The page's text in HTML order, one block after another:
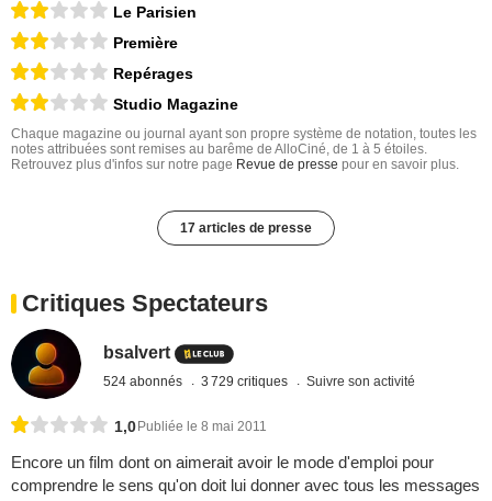
Le Parisien
Première
Repérages
Studio Magazine
Chaque magazine ou journal ayant son propre système de notation, toutes les
notes attribuées sont remises au barême de AlloCiné, de 1 à 5 étoiles.
Retrouvez plus d'infos sur notre page Revue de presse pour en savoir plus.
17 articles de presse
Critiques Spectateurs
bsalvert
524 abonnés 3 729 critiques Suivre son activité
1,0 Publiée le 8 mai 2011
Encore un film dont on aimerait avoir le mode d'emploi pour
comprendre le sens qu'on doit lui donner avec tous les messages